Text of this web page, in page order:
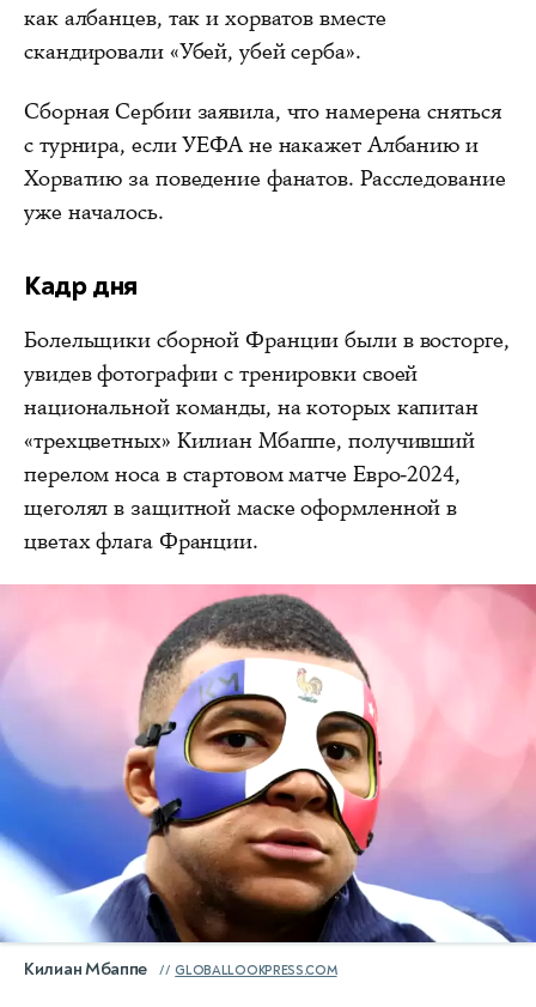
как албанцев, так и хорватов вместе
скандировали «Убей, убей серба».
Сборная Сербии заявила, что намерена сняться
с турнира, если УЕФА не накажет Албанию и
Хорватию за поведение фанатов. Расследование
уже началось.
Кадр дня
Болельщики сборной Франции были в восторге,
увидев фотографии с тренировки своей
национальной команды, на которых капитан
«трехцветных» Килиан Мбаппе, получивший
перелом носа в стартовом матче Евро-2024,
щеголял в защитной маске оформленной в
цветах флага Франции.
Килиан Мбаппе GLOBALLOOKPRESS.COM